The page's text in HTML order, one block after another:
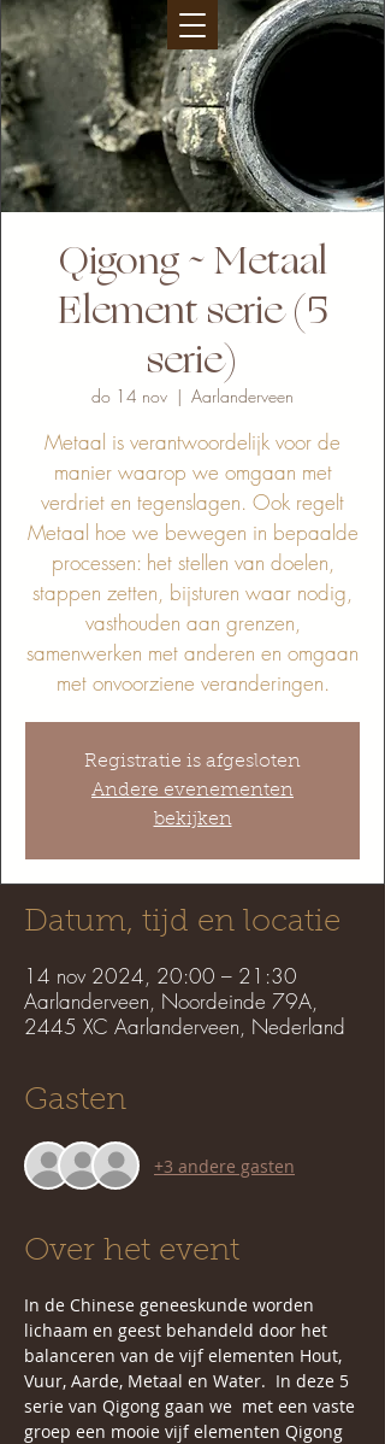
Qigong ~ Metaal
Element serie (5
serie)
do 14 nov
  |
Aarlanderveen
Metaal is verantwoordelijk voor de
manier waarop we omgaan met
verdriet en tegenslagen. Ook regelt
Metaal hoe we bewegen in bepaalde
processen: het stellen van doelen,
stappen zetten, bijsturen waar nodig,
vasthouden aan grenzen,
samenwerken met anderen en omgaan
Registratie is afgesloten
Andere evenementen
bekijken
Datum, tijd en locatie
14 nov 2024, 20:00 – 21:30
Aarlanderveen, Noordeinde 79A,
2445 XC Aarlanderveen, Nederland
Gasten
+3 andere gasten
Over het event
In de Chinese geneeskunde worden
lichaam en geest behandeld door het
balanceren van de vijf elementen Hout,
Vuur, Aarde, Metaal en Water.  In deze 5
serie van Qigong gaan we  met een vaste
groep een mooie vijf elementen Qigong